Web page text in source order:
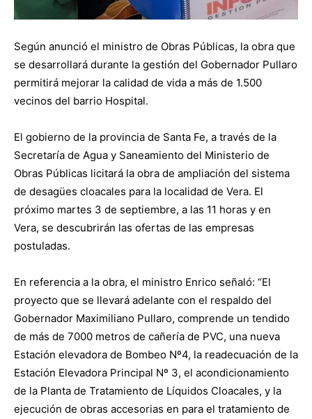
Según anunció el ministro de Obras Públicas, la obra que
se desarrollará durante la gestión del Gobernador Pullaro
permitirá mejorar la calidad de vida a más de 1.500
vecinos del barrio Hospital.
El gobierno de la provincia de Santa Fe, a través de la
Secretaría de Agua y Saneamiento del Ministerio de
Obras Públicas licitará la obra de ampliación del sistema
de desagües cloacales para la localidad de Vera. El
próximo martes 3 de septiembre, a las 11 horas y en
Vera, se descubrirán las ofertas de las empresas
postuladas.
En referencia a la obra, el ministro Enrico señaló: “El
proyecto que se llevará adelante con el respaldo del
Gobernador Maximiliano Pullaro, comprende un tendido
de más de 7000 metros de cañería de PVC, una nueva
Estación elevadora de Bombeo Nº4, la readecuación de la
Estación Elevadora Principal Nº 3, el acondicionamiento
de la Planta de Tratamiento de Líquidos Cloacales, y la
ejecución de obras accesorias en para el tratamiento de